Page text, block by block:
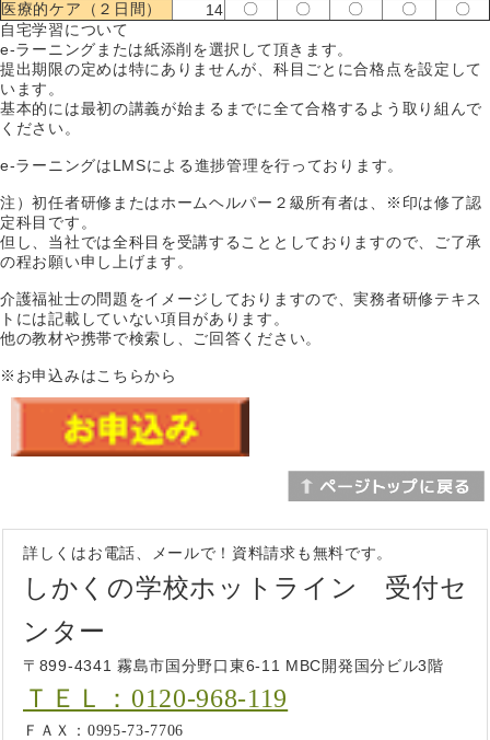
医療的ケア（２日間）
14 〇 〇 〇 〇
〇
自宅学習について
e-ラーニングまたは紙添削を選択して頂きます。
提出期限の定めは特にありませんが、科目ごとに合格点を設定して
います。
基本的には最初の講義が始まるまでに全て合格するよう取り組んで
ください。
e-ラーニングはLMSによる進捗管理を行っております。
注）初任者研修またはホームヘルパー２級所有者は、※印は修了認
定科目です。
但し、当社では全科目を受講することとしておりますので、ご了承
の程お願い申し上げます。
介護福祉士の問題をイメージしておりますので、実務者研修テキス
トには記載していない項目があります。
他の教材や携帯で検索し、ご回答ください。
※お申込みはこちらから
詳しくはお電話、メールで！資料請求も無料です。
しかくの学校ホットライン 受付セ
ンター
〒899-4341 霧島市国分野口東6-11 MBC開発国分ビル3階
ＴＥＬ：0120-968-119
ＦＡＸ：0995-73-7706